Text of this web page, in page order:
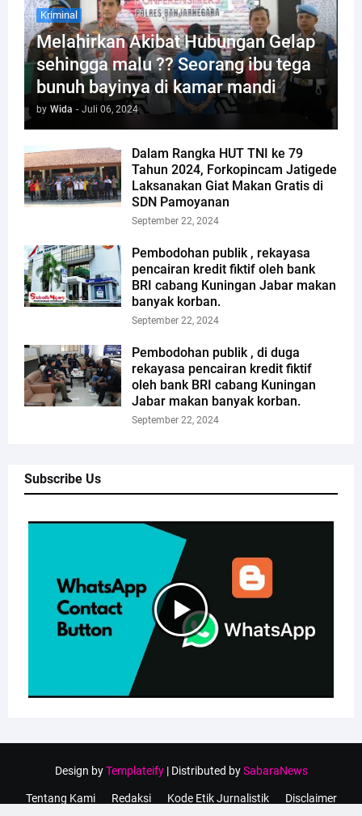
Kriminal
Melahirkan Akibat Hubungan Gelap
sehingga malu ?? Seorang ibu tega
bunuh bayinya di kamar mandi
by Wida - Juli 06, 2024
Dalam Rangka HUT TNI ke 79
Tahun 2024, Forkopincam Jatigede
Laksanakan Giat Makan Gratis di
SDN Pamoyanan
September 22, 2024
Pembodohan publik , rekayasa
pencairan kredit fiktif oleh bank
BRI cabang Kuningan Jabar makan
banyak korban.
September 22, 2024
Pembodohan publik , di duga
rekayasa pencairan kredit fiktif
oleh bank BRI cabang Kuningan
Jabar makan banyak korban.
September 22, 2024
Subscribe Us
Design byTemplateify| Distributed bySabaraNews
Tentang Kami Redaksi Kode Etik Jurnalistik
Disclaimer